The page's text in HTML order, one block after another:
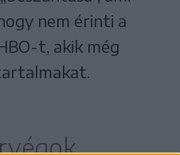
nem érinti a
t, akik még